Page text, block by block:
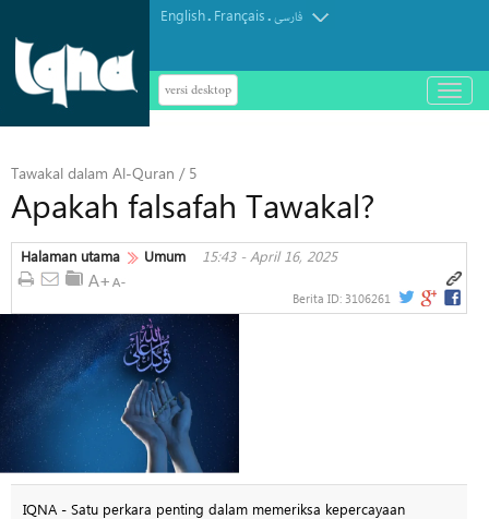
English. Français.فارسی
versi desktop
باز
و
Tawakal dalam Al-Quran / 5
Apakah falsafah Tawakal?
Halaman utama Umum 15:43 - April 16, 2025
Berita ID: 3106261
IQNA - Satu perkara penting dalam memeriksa kepercayaan